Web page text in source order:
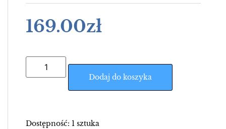
169.00zł
Dodaj do koszyka
Dostępność: 1 sztuka